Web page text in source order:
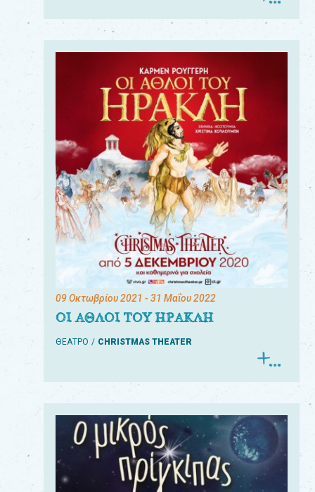
09 Οκτωβρίου 2021 - 31 Μαΐου 2022
ΟΙ ΑΘΛΟΙ ΤΟΥ ΗΡΑΚΛΗ
ΘΕΑΤΡΟ CHRISTMAS THEATER